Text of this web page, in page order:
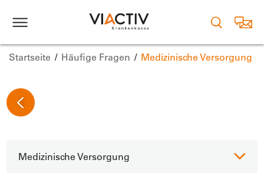
Startseite Häufige Fragen Medizinische Versorgung
Medizinische Versorgung